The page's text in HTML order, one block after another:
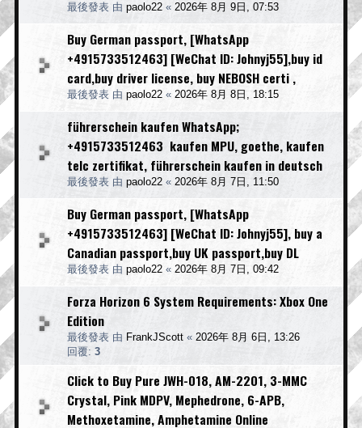
最後發表 由 paolo22 « 2026年 8月 9日, 07:53
Buy German passport, [WhatsApp
+4915733512463] [WeChat ID: Johnyj55],buy id
card,buy driver license, buy NEBOSH certi ,
最後發表 由 paolo22 « 2026年 8月 8日, 18:15
führerschein kaufen WhatsApp;
+4915733512463 kaufen MPU, goethe, kaufen
telc zertifikat, führerschein kaufen in deutsch
最後發表 由 paolo22 « 2026年 8月 7日, 11:50
Buy German passport, [WhatsApp
+4915733512463] [WeChat ID: Johnyj55], buy a
Canadian passport,buy UK passport,buy DL
最後發表 由 paolo22 « 2026年 8月 7日, 09:42
Forza Horizon 6 System Requirements: Xbox One
Edition
最後發表 由 FrankJScott « 2026年 8月 6日, 13:26
回覆: 3
Click to Buy Pure JWH-018, AM-2201, 3-MMC
Crystal, Pink MDPV, Mephedrone, 6-APB,
Methoxetamine, Amphetamine Online